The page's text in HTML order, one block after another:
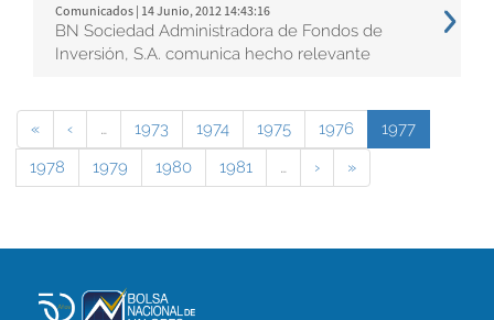
Comunicados | 14 Junio, 2012 14:43:16
BN Sociedad Administradora de Fondos de
Inversión, S.A. comunica hecho relevante
« ‹ … 1973 1974 1975 1976
1977
1978
1979 1980 1981 … › »